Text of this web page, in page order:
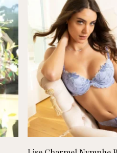
naar
laag
Lees verder